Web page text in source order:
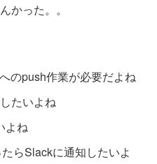
かった。。
のpush作業が必要だよね
たいよね
よね
らSlackに通知したいよ